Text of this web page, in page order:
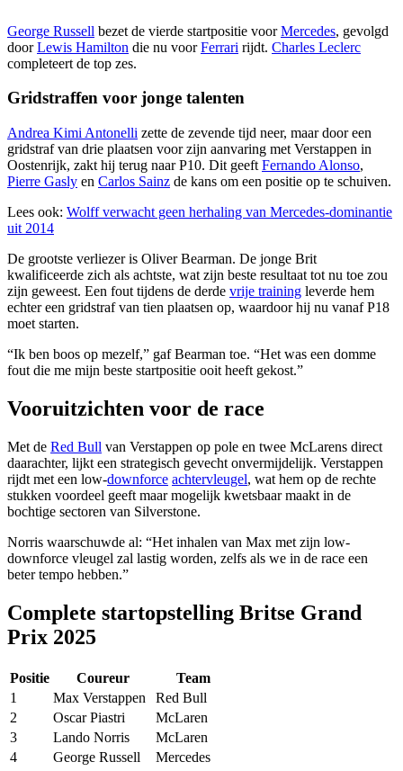
George Russell bezet de vierde startpositie voorMercedes, gevolgd
doorLewis Hamilton die nu voorFerrari rijdt. Charles Leclerc
completeert de top zes.
Gridstraffen voor jonge talenten
Andrea Kimi Antonelli zette de zevende tijd neer, maar door een
gridstraf van drie plaatsen voor zijn aanvaring met Verstappen in
Oostenrijk, zakt hij terug naar P10. Dit geeft Fernando Alonso,
Pierre Gasly en Carlos Sainz de kans om een positie op te schuiven.
Lees ook: Wolff verwacht geen herhaling van Mercedes-dominantie
uit 2014
De grootste verliezer is Oliver Bearman. De jonge Brit
kwalificeerde zich als achtste, wat zijn beste resultaat tot nu toe zou
zijn geweest. Een fout tijdens de derde vrije training leverde hem
echter een gridstraf van tien plaatsen op, waardoor hij nu vanaf P18
moet starten.
“Ik ben boos op mezelf,” gaf Bearman toe. “Het was een domme
fout die me mijn beste startpositie ooit heeft gekost.”
Vooruitzichten voor de race
Met de Red Bull van Verstappen op pole en twee McLarens direct
daarachter, lijkt een strategisch gevecht onvermijdelijk. Verstappen
rijdt met een low-downforce achtervleugel, wat hem op de rechte
stukken voordeel geeft maar mogelijk kwetsbaar maakt in de
bochtige sectoren van Silverstone.
Norris waarschuwde al: “Het inhalen van Max met zijn low-
downforce vleugel zal lastig worden, zelfs als we in de race een
beter tempo hebben.”
Complete startopstelling Britse Grand
Prix 2025
Positie Coureur
Team
1
Max Verstappen
Red Bull
2
Oscar Piastri
McLaren
3
Lando Norris
McLaren
4
George Russell
Mercedes